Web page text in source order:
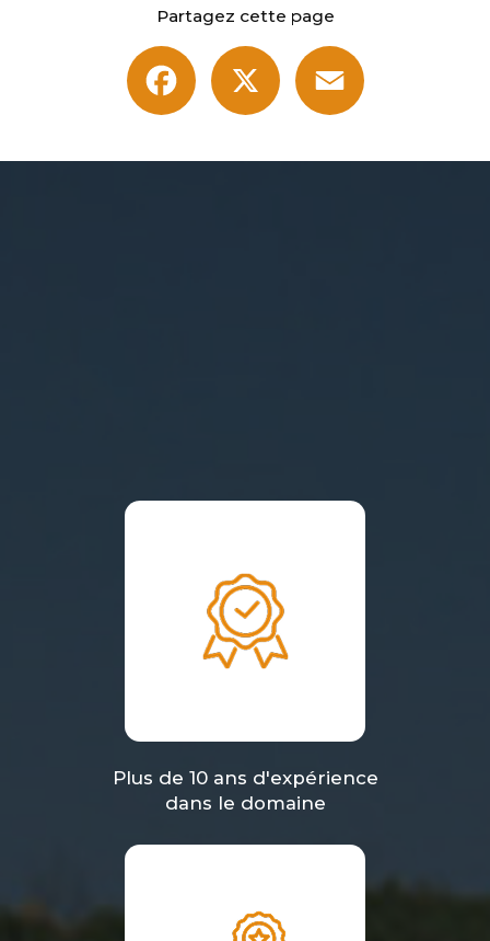
Partagez cette page
Facebook
Plus de 10 ans d'expérience
dans le domaine